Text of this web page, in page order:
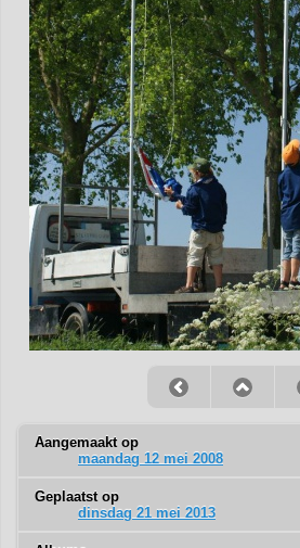
Aangemaakt op
maandag 12 mei 2008
Geplaatst op
dinsdag 21 mei 2013